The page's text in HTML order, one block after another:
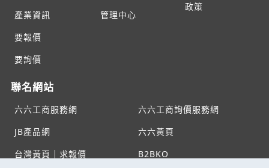
產業資訊
要報價
要詢價
管理中心
政策
聯名網站
六六工商服務網
六六工商詢價服務網
JB產品網
六六黃頁
台灣黃頁｜求報價
B2BKO